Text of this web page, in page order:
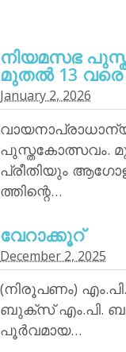
നിയമസഭ
മുതല്‍ 13 വരെ
January 2, 2026
പുസ്തകോത്സവം.
പ്രീതിയും
ത്തിന്റെ…
വേറാക്കൂറ്
December 2, 2025
(നിരൂപണം)
ബുക്‌സ് എം.പി.
പൂര്‍വമായ…